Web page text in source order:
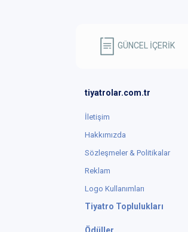
GÜNCEL İÇERİK
tiyatrolar.com.tr
İletişim
Hakkımızda
Sözleşmeler & Politikalar
Reklam
Logo Kullanımları
Tiyatro Toplulukları